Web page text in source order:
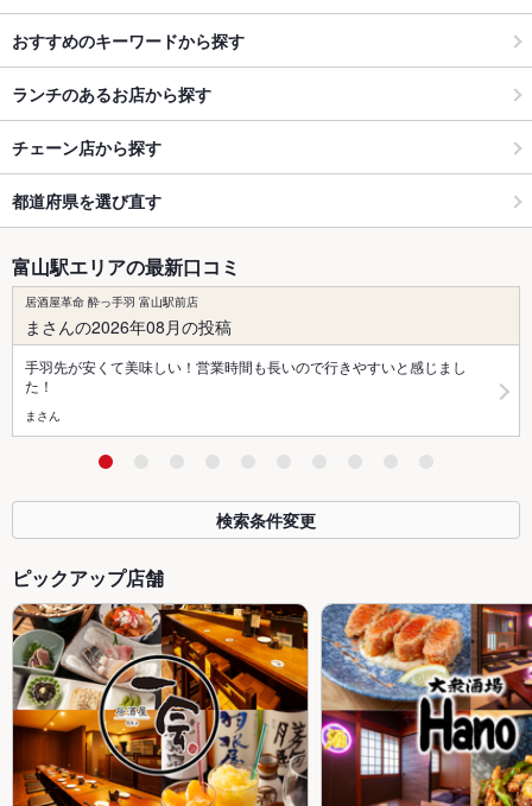
おすすめのキーワードから探す
ランチのあるお店から探す
チェーン店から探す
都道府県を選び直す
富山駅エリアの最新口コミ
居酒屋革命 酔っ手羽 富山駅前店
まさんの2026年08月の投稿
手羽先が安くて美味しい！営業時間も長いので行きやすいと感じまし
た！
まさん
検索条件変更
ピックアップ店舗